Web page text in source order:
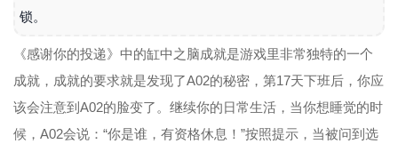
锁。
《感谢你的投递》中的缸中之脑成就是游戏里非常独特的一个
成就，成就的要求就是发现了A02的秘密，第17天下班后，你应
该会注意到A02的脸变了。继续你的日常生活，当你想睡觉的时
候，A02会说：“你是谁，有资格休息！”按照提示，当被问到选